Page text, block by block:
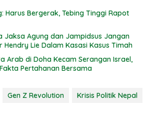
Harus Bergerak, Tebing Tinggi Rapot
Jaksa Agung dan Jampidsus Jangan
Lie Dalam Kasasi Kasus Timah
Arab di Doha Kecam Serangan Israel,
Pertahanan Bersama
Gen Z Revolution
Krisis Politik Nepal